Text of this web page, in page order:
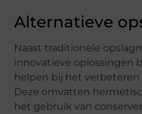
Alternatieve
Naast traditionele
innovatieve oplossingen
helpen bij het verbeteren
Deze omvatten
het gebruik van